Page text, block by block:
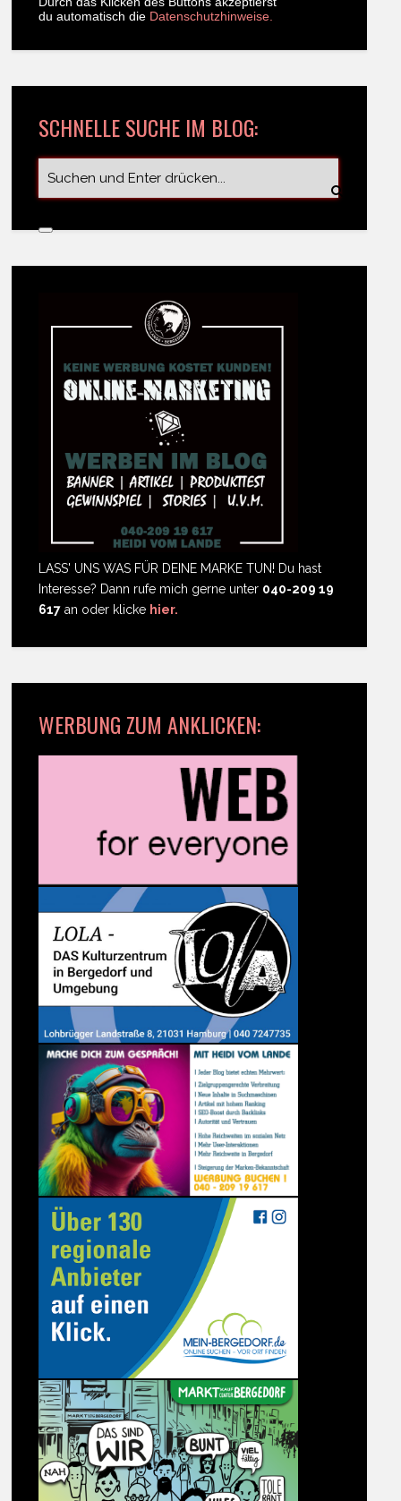
du automatisch die Datenschutzhinweise.
SCHNELLE SUCHE IM BLOG:
LASS' UNS WAS FÜR DEINE MARKE TUN! Du hast
Interesse? Dann rufe mich gerne unter 040-209 19
617 an oder klicke hier.
WERBUNG ZUM ANKLICKEN: